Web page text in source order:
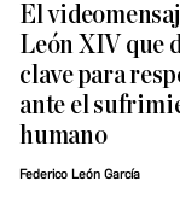
El
León XIV que
clave para
ante el
humano
Federico León García